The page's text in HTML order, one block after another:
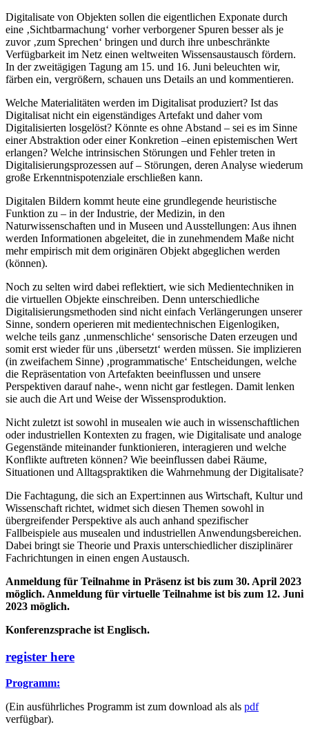
Digitalisate von Objekten sollen die eigentlichen Exponate durch
eine ‚Sichtbarmachung‘ vorher verborgener Spuren besser als je
zuvor ‚zum Sprechen‘ bringen und durch ihre unbeschränkte
Verfügbarkeit im Netz einen weltweiten Wissensaustausch fördern.
In der zweitägigen Tagung am 15. und 16. Juni beleuchten wir,
färben ein, vergrößern, schauen uns Details an und kommentieren.
Welche Materialitäten werden im Digitalisat produziert? Ist das
Digitalisat nicht ein eigenständiges Artefakt und daher vom
Digitalisierten losgelöst? Könnte es ohne Abstand – sei es im Sinne
einer Abstraktion oder einer Konkretion –einen epistemischen Wert
erlangen? Welche intrinsischen Störungen und Fehler treten in
Digitalisierungsprozessen auf – Störungen, deren Analyse wiederum
große Erkenntnispotenziale erschließen kann.
Digitalen Bildern kommt heute eine grundlegende heuristische
Funktion zu – in der Industrie, der Medizin, in den
Naturwissenschaften und in Museen und Ausstellungen: Aus ihnen
werden Informationen abgeleitet, die in zunehmendem Maße nicht
mehr empirisch mit dem originären Objekt abgeglichen werden
(können).
Noch zu selten wird dabei reflektiert, wie sich Medientechniken in
die virtuellen Objekte einschreiben. Denn unterschiedliche
Digitalisierungsmethoden sind nicht einfach Verlängerungen unserer
Sinne, sondern operieren mit medientechnischen Eigenlogiken,
welche teils ganz ‚unmenschliche‘ sensorische Daten erzeugen und
somit erst wieder für uns ‚übersetzt‘ werden müssen. Sie implizieren
(in zweifachem Sinne) ‚programmatische‘ Entscheidungen, welche
die Repräsentation von Artefakten beeinflussen und unsere
Perspektiven darauf nahe-, wenn nicht gar festlegen. Damit lenken
sie auch die Art und Weise der Wissensproduktion.
Nicht zuletzt ist sowohl in musealen wie auch in wissenschaftlichen
oder industriellen Kontexten zu fragen, wie Digitalisate und analoge
Gegenstände miteinander funktionieren, interagieren und welche
Konflikte auftreten können? Wie beeinflussen dabei Räume,
Situationen und Alltagspraktiken die Wahrnehmung der Digitalisate?
Die Fachtagung, die sich an Expert:innen aus Wirtschaft, Kultur und
Wissenschaft richtet, widmet sich diesen Themen sowohl in
übergreifender Perspektive als auch anhand spezifischer
Fallbeispiele aus musealen und industriellen Anwendungsbereichen.
Dabei bringt sie Theorie und Praxis unterschiedlicher disziplinärer
Fachrichtungen in einen engen Austausch.
Anmeldung für Teilnahme in Präsenz ist bis zum 30. April 2023
möglich. Anmeldung für virtuelle Teilnahme ist bis zum 12. Juni
2023 möglich.
Konferenzsprache ist Englisch.
register here
Programm:
(Ein ausführliches Programm ist zum download als als pdf
verfügbar).